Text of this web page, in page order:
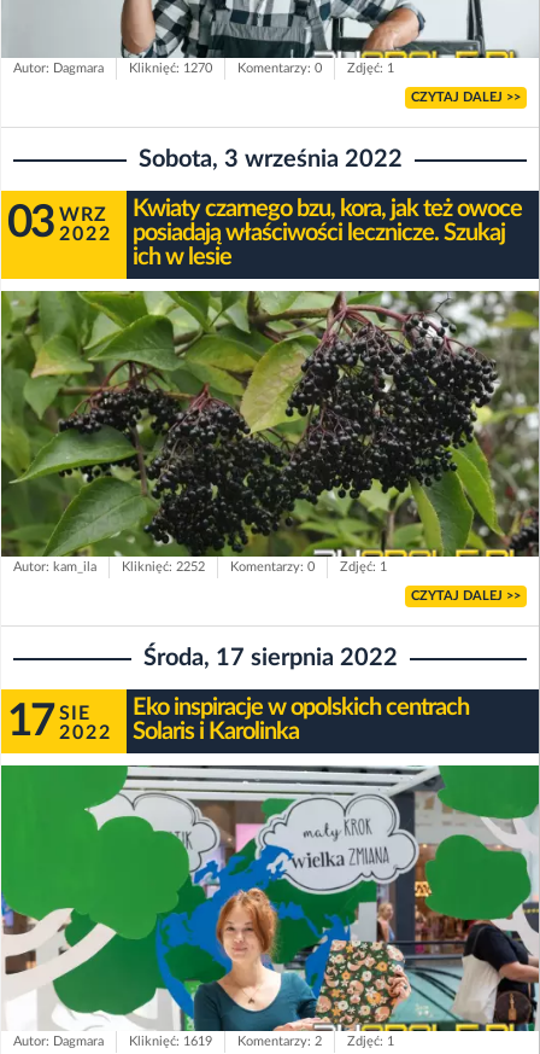
Autor: Dagmara Kliknięć: 1270 Komentarzy: 0 Zdjęć: 1
CZYTAJ DALEJ >>
Sobota, 3 września 2022
03 WRZ
2022
Kwiaty czarnego bzu, kora, jak też owoce
posiadają właściwości lecznicze. Szukaj
ich w lesie
Autor: kam_ila Kliknięć: 2252 Komentarzy: 0 Zdjęć: 1
CZYTAJ DALEJ >>
Środa, 17 sierpnia 2022
17 SIE
2022
Eko inspiracje w opolskich centrach
Solaris i Karolinka
Autor: Dagmara Kliknięć: 1619 Komentarzy: 2 Zdjęć: 1